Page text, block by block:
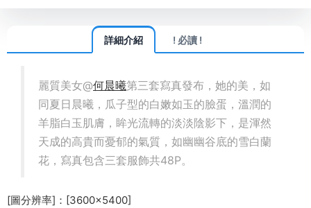
詳細介紹 ! 必讀 !
麗質美女@何晨曦第三套寫真發布，她的美，如
同夏日晨曦，瓜子型的白嫩如玉的臉蛋，溫潤的
羊脂白玉肌膚，眸光流轉的淡淡陰影下，是渾然
天成的高貴而憂郁的氣質，如幽幽谷底的雪白蘭
花，寫真包含三套服飾共48P。
[圖分辨率]：[3600×5400]